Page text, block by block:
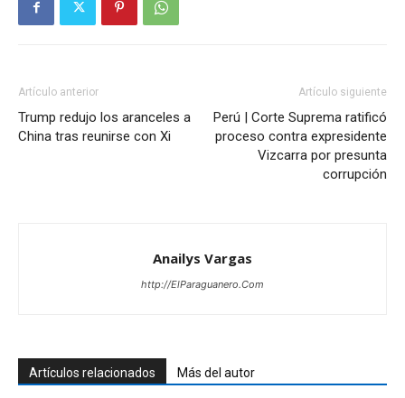
Artículo anterior
Trump redujo los aranceles a
China tras reunirse con Xi
Artículo siguiente
Perú | Corte Suprema ratificó
proceso contra expresidente
Vizcarra por presunta
corrupción
Anailys Vargas
http://ElParaguanero.Com
Artículos relacionados Más del autor